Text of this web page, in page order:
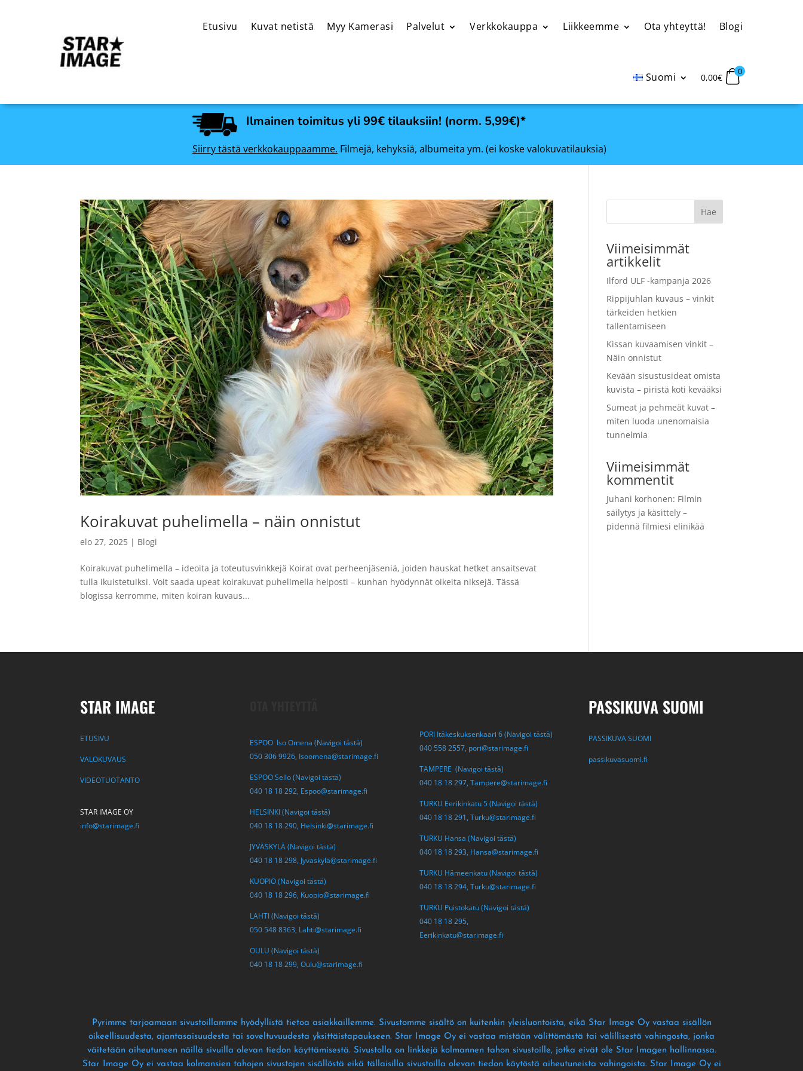
Etusivu Kuvat netistä Myy Kamerasi Palvelut Verkkokauppa Liikkeemme Ota yhteyttä! Blogi
Suomi 0,00€
0
Ilmainen toimitus yli 99€ tilauksiin! (norm. 5,99€)*
Siirry tästä verkkokauppaamme. Filmejä, kehyksiä, albumeita ym. (ei koske valokuvatilauksia)
Koirakuvat puhelimella – näin onnistut
elo 27, 2025 | Blogi
Koirakuvat puhelimella – ideoita ja toteutusvinkkejä Koirat ovat perheenjäseniä, joiden hauskat hetket ansaitsevat
tulla ikuistetuiksi. Voit saada upeat koirakuvat puhelimella helposti – kunhan hyödynnät oikeita niksejä. Tässä
blogissa kerromme, miten koiran kuvaus...
Viimeisimmät
artikkelit
Ilford ULF -kampanja 2026
Rippijuhlan kuvaus – vinkit
tärkeiden hetkien
tallentamiseen
Kissan kuvaamisen vinkit –
Näin onnistut
Kevään sisustusideat omista
kuvista – piristä koti kevääksi
Sumeat ja pehmeät kuvat –
miten luoda unenomaisia
tunnelmia
Viimeisimmät
kommentit
Juhani korhonen: Filmin
säilytys ja käsittely –
pidennä filmiesi elinikää
STAR IMAGE
ETUSIVU
VALOKUVAUS
VIDEOTUOTANTO
STAR IMAGE OY
info@starimage.fi
ESPOO Iso Omena (Navigoi tästä)
050 306 9926, Isoomena@starimage.fi
ESPOO Sello (Navigoi tästä)
040 18 18 292, Espoo@starimage.fi
HELSINKI (Navigoi tästä)
040 18 18 290, Helsinki@starimage.fi
JYVÄSKYLÄ (Navigoi tästä)
040 18 18 298, Jyvaskyla@starimage.fi
KUOPIO (Navigoi tästä)
040 18 18 296, Kuopio@starimage.fi
LAHTI (Navigoi tästä)
050 548 8363, Lahti@starimage.fi
OULU (Navigoi tästä)
040 18 18 299, Oulu@starimage.fi
PORI Itäkeskuksenkaari 6 (Navigoi tästä)
040 558 2557, pori@starimage.fi
TAMPERE (Navigoi tästä)
040 18 18 297, Tampere@starimage.fi
TURKU Eerikinkatu 5 (Navigoi tästä)
040 18 18 291, Turku@starimage.fi
TURKU Hansa (Navigoi tästä)
040 18 18 293, Hansa@starimage.fi
TURKU Hämeenkatu (Navigoi tästä)
040 18 18 294, Turku@starimage.fi
TURKU Puistokatu (Navigoi tästä)
040 18 18 295,
Eerikinkatu@starimage.fi
PASSIKUVA SUOMI
PASSIKUVA SUOMI
passikuvasuomi.fi
Pyrimme tarjoamaan sivustoillamme hyödyllistä tietoa asiakkaillemme. Sivustomme sisältö on kuitenkin yleisluontoista, eikä Star Image Oy vastaa sisällön
oikeellisuudesta, ajantasaisuudesta tai soveltuvuudesta yksittäistapaukseen. Star Image Oy ei vastaa mistään välittömästä tai välillisestä vahingosta, jonka
väitetään aiheutuneen näillä sivuilla olevan tiedon käyttämisestä. Sivustolla on linkkejä kolmannen tahon sivustoille, jotka eivät ole Star Imagen hallinnassa.
Star Image Oy ei vastaa kolmansien tahojen sivustojen sisällöstä eikä tällaisilla sivustoilla olevan tiedon käytöstä aiheutuneista vahingoista. Star Image Oy ei